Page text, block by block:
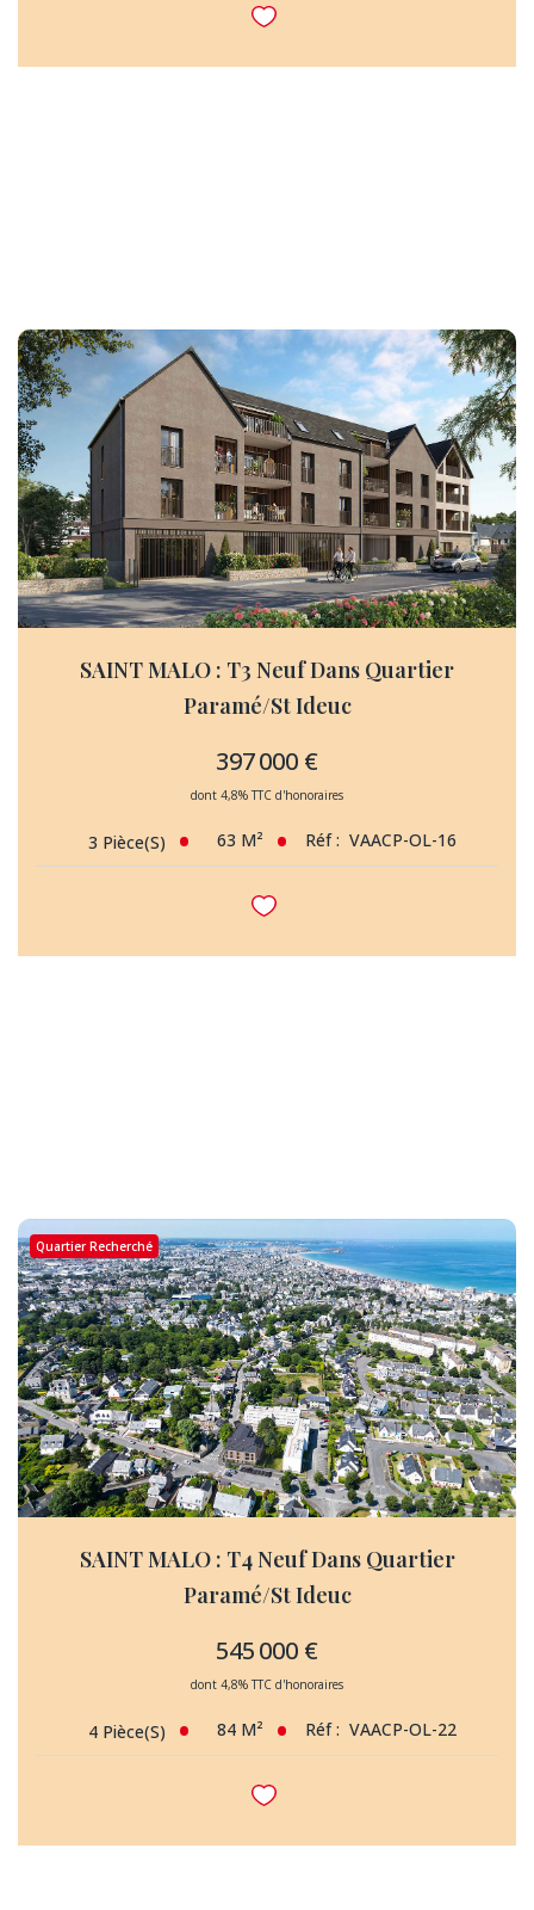
SAINT MALO : T3 Neuf Dans Quartier
Paramé/St Ideuc
397 000 €
dont 4,8% TTC d'honoraires
3 Pièce(s) 63 M² Réf : VAACP-OL-16
Quartier Recherché
SAINT MALO : T4 Neuf Dans Quartier
Paramé/St Ideuc
545 000 €
dont 4,8% TTC d'honoraires
4 Pièce(s) 84 M² Réf : VAACP-OL-22